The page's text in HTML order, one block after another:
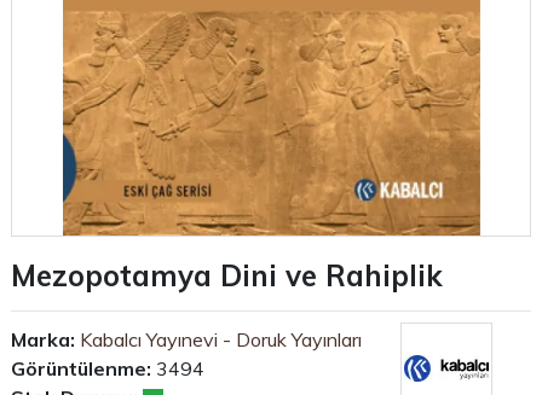
Mezopotamya Dini ve Rahiplik
Marka: Kabalcı Yayınevi - Doruk Yayınları
Görüntülenme: 3494